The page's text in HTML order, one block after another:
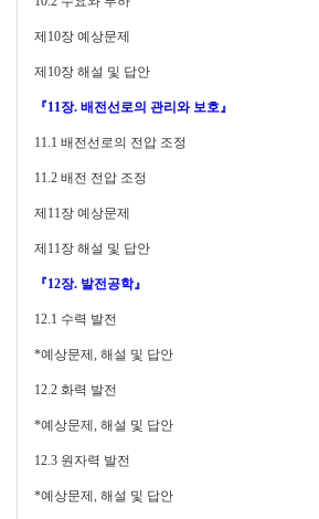
제10장 예상문제
제10장 해설 및 답안
『11장. 배전선로의 관리와 보호』
11.1 배전선로의 전압 조정
11.2 배전 전압 조정
제11장 예상문제
제11장 해설 및 답안
『12장. 발전공학』
12.1 수력 발전
*예상문제, 해설 및 답안
12.2 화력 발전
*예상문제, 해설 및 답안
12.3 원자력 발전
*예상문제, 해설 및 답안